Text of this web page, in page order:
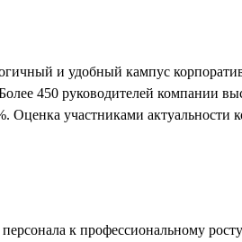
и удобный кампус
450 руководителей компании
Оценка участниками
к профессиональному